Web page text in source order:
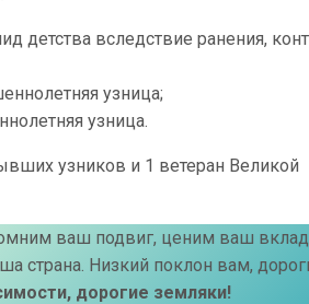
детства вследствие ранения,
узница;
узница.
узников и 1 ветеран Великой
ваш подвиг, ценим ваш
страна. Низкий поклон вам,
дорогие земляки!